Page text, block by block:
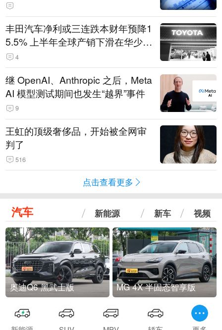
丰田汽车净利或三连跌本财年预降1
5.5% 上半年全球产销下滑在华少卖
14.3万辆
4
继 OpenAI、Anthropic 之后，Meta
AI 模型测试期间也发生“越界”事件
9
王虹的顶级奢侈品，开始被全网审
判了
516
点击查看更多
汽车 新能源 新车 视频
奥迪Q6 黑武士版 MG 4X 半固态智享版